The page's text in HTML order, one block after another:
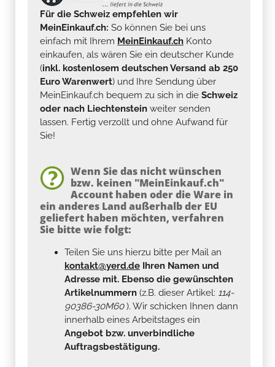
Für die Schweiz empfehlen wir
MeinEinkauf.ch: So können Sie bei uns
einfach mit Ihrem MeinEinkauf.ch Konto
einkaufen, als wären Sie ein deutscher Kunde
(inkl. kostenlosem deutschen Versand ab 250
Euro Warenwert) und Ihre Sendung über
MeinEinkauf.ch bequem zu sich in die Schweiz
oder nach Liechtenstein weiter senden
lassen. Fertig verzollt und ohne Aufwand für
Sie!
Wenn Sie das nicht wünschen
bzw. keinen "MeinEinkauf.ch"
Account haben oder die Ware in
ein anderes Land außerhalb der EU
geliefert haben möchten, verfahren
Sie bitte wie folgt:
Teilen Sie uns hierzu bitte per Mail an
kontakt@yerd.de Ihren Namen und
Adresse mit. Ebenso die gewünschten
Artikelnummern (z.B. dieser Artikel: 114-
90386-30M60). Wir schicken Ihnen dann
innerhalb eines Arbeitstages ein
Angebot bzw. unverbindliche
Auftragsbestätigung.